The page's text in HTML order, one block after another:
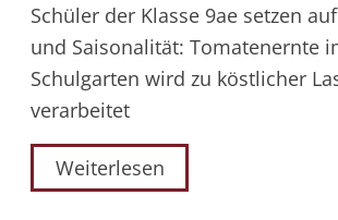
Schüler der Klasse 9ae setzen
und Saisonalität: Tomatenernte
Schulgarten wird zu köstlicher
verarbeitet
Weiterlesen